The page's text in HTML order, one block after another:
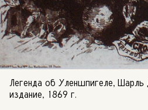
Легенда об Уленшпигеле, Шарль
издание, 1869 г.